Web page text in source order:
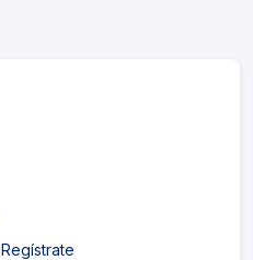
Regístrate